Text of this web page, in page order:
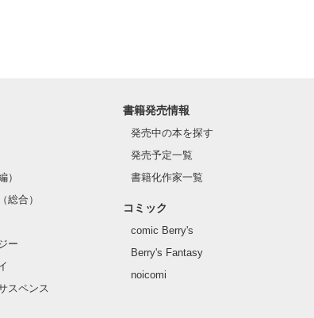
届けします
）
総合）
ー
スペンス
書籍発売情報
発売中の本を探す
発売予定一覧
書籍化作家一覧
コミック
comic Berry's
Berry's Fantasy
noicomi